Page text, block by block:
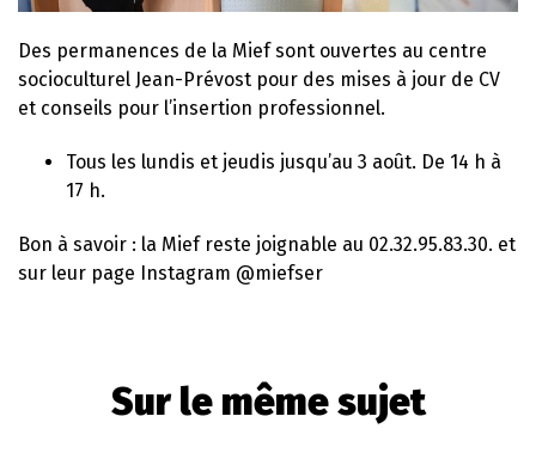
Des permanences de la Mief sont ouvertes au centre
socioculturel Jean-Prévost pour des mises à jour de CV
et conseils pour l’insertion professionnel.
Tous les lundis et jeudis jusqu’au 3 août. De 14 h à
17 h.
Bon à savoir : la Mief reste joignable au 02.32.95.83.30. et
sur leur page Instagram @miefser
Sur le même sujet